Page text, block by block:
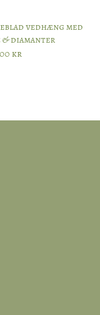
vedhæng med
diamanter
kr